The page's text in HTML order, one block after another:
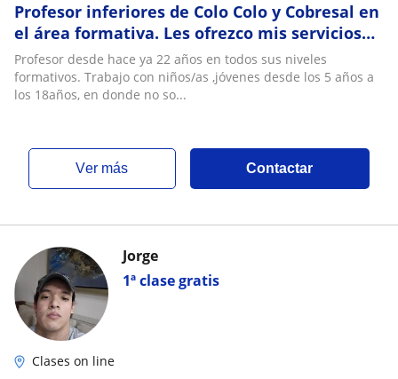
Profesor inferiores de Colo Colo y Cobresal en
el área formativa. Les ofrezco mis servicios
de entrenamiento personalizado
Profesor desde hace ya 22 años en todos sus niveles
formativos. Trabajo con niños/as ,jóvenes desde los 5 años a
los 18años, en donde no so...
ver más Contactar
1ª clase gratis
Jorge
Clases on line